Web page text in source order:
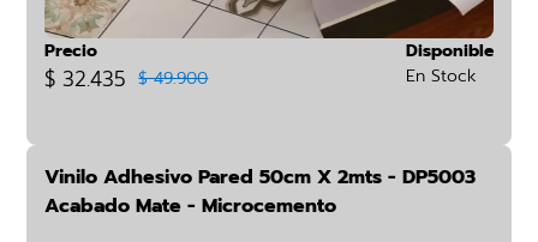
Precio
$ 32.435 $ 49.900
Disponible
En Stock
Vinilo Adhesivo Pared 50cm X 2mts - DP5003
Acabado Mate - Microcemento